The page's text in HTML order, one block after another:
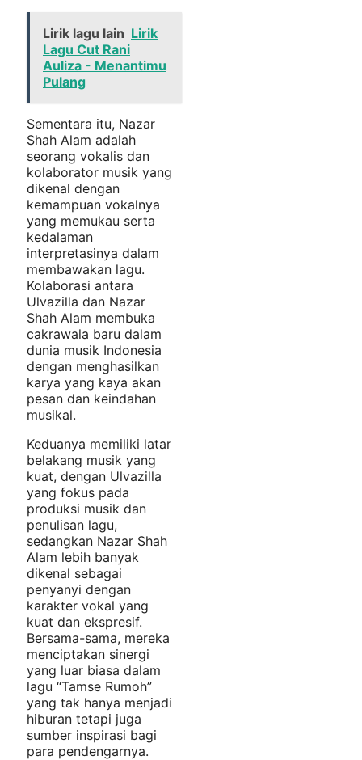
Lirik lagu lain Lirik
Lagu Cut Rani
Auliza - Menantimu
Pulang
Sementara itu, Nazar
Shah Alam adalah
seorang vokalis dan
kolaborator musik yang
dikenal dengan
kemampuan vokalnya
yang memukau serta
kedalaman
interpretasinya dalam
membawakan lagu.
Kolaborasi antara
Ulvazilla dan Nazar
Shah Alam membuka
cakrawala baru dalam
dunia musik Indonesia
dengan menghasilkan
karya yang kaya akan
pesan dan keindahan
musikal.
Keduanya memiliki latar
belakang musik yang
kuat, dengan Ulvazilla
yang fokus pada
produksi musik dan
penulisan lagu,
sedangkan Nazar Shah
Alam lebih banyak
dikenal sebagai
penyanyi dengan
karakter vokal yang
kuat dan ekspresif.
Bersama-sama, mereka
menciptakan sinergi
yang luar biasa dalam
lagu “Tamse Rumoh”
yang tak hanya menjadi
hiburan tetapi juga
sumber inspirasi bagi
para pendengarnya.